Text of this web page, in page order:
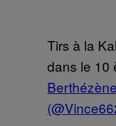
Tirs à la
dans le 10
Berthézène